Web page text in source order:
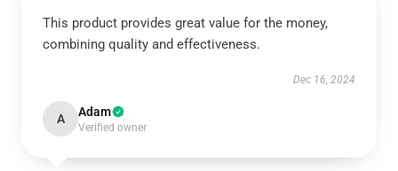
This product provides great value for the money,
combining quality and effectiveness.
Dec 16, 2024
A Adam
Verified owner